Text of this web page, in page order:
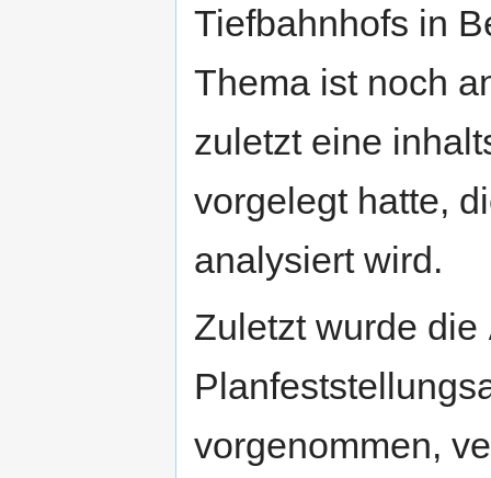
Tiefbahnhofs in
Thema ist noch
zuletzt eine
vorgelegt hatte,
analysiert wird.
Zuletzt wurde die
vorgenommen,